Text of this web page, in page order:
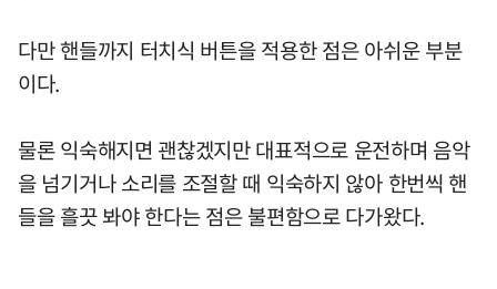
다만 핸들까지 터치식 버튼을 적용한 점은 아쉬운 부분
이다.
물론 익숙해지면 괜찮겠지만 대표적으로 운전하며 음악
을 넘기거나 소리를 조절할 때 익숙하지 않아 한번씩 핸
들을 흘끗 봐야 한다는 점은 불편함으로 다가왔다.